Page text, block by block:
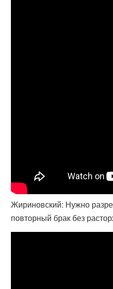
Жириновский: Нужно
повторный брак без